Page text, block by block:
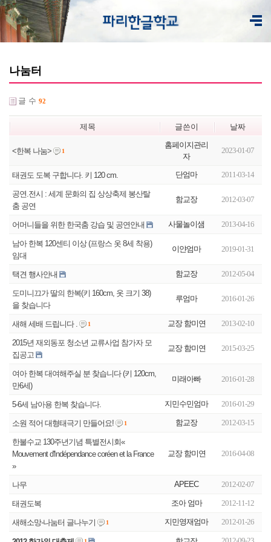
나눔터
글 수 92
제목 글쓴이 날짜
<한복 나눔> 1
홈페이지관리
자
2023-01-07
태권도 도복 구합니다. 키 120 cm. 단엄마 2011-03-14
공연.전시 : 세계 문화의 집 상상축제 봉산탈
춤 공연
함교장 2012-03-07
어머니들을 위한 한국춤 강습 및 공연안내 사물놀이샘 2013-04-16
남아 한복 120센티 이상 (프랑스 옷 8세 착용)
임대
이얀엄마 2019-01-31
택견 행사안내 함교장 2012-05-04
도미니끄가 딸의 한복(키 160cm, 옷 크기 38)
을 찾습니다
루엄마 2016-01-26
새해 세배 드립니다 . 1 교장 함미연 2013-02-10
2015년 재외동포 청소년 교류사업 참가자 모
집공고
교장 함미연 2015-03-25
여아 한복 대여해주실 분 찾습니다 (키 120cm,
만6세)
미래아빠 2016-01-28
5-6세 남아용 한복 찾습니다. 지민수민엄마 2016-01-29
소원 적어 대형태극기 만들어요! 1 함교장 2012-03-15
한불수교 130주년기념 특별전시회«
Mouvement d'Indépendance coréen et la France
»
교장 함미연 2016-04-08
나무 APEEC 2012-02-07
태권도복 조아 엄마 2012-11-12
새해소망-나눔터 글나누기 1 지민영재엄마 2012-01-26